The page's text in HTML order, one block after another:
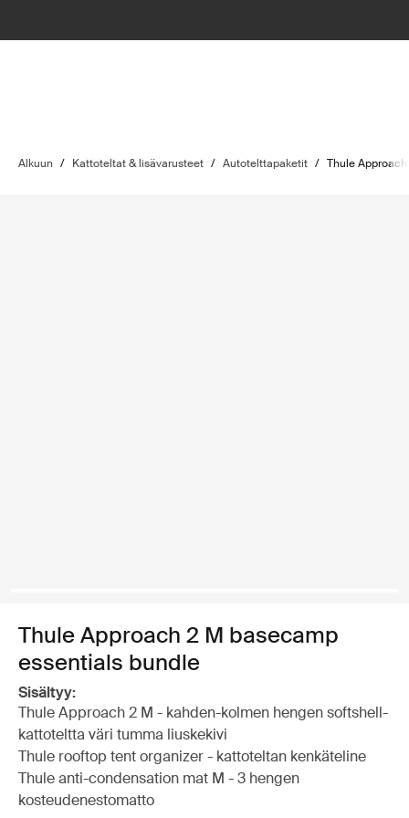
Alkuun / Kattoteltat & lisävarusteet / Autotelttapaketit / Thule
Thule Approach 2 M basecamp
essentials bundle
Sisältyy:
Thule Approach 2 M - kahden-kolmen hengen softshell-
kattoteltta väri tumma liuskekivi
Thule rooftop tent organizer - kattoteltan kenkäteline
Thule anti-condensation mat M - 3 hengen
kosteudenestomatto